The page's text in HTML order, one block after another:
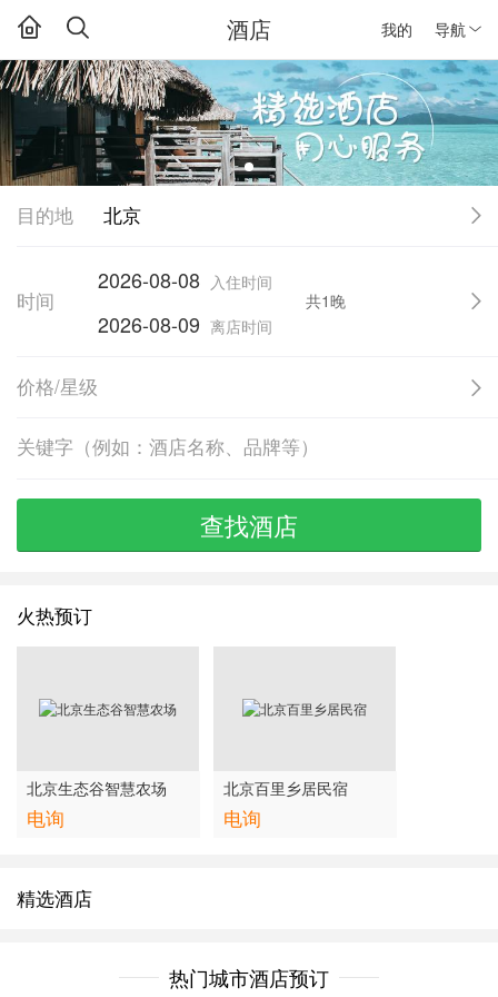
我的 导航
酒店
目的地 北京
时间
2026-08-08 入住时间
2026-08-09 离店时间
共1晚
价格/星级
查找酒店
火热预订
北京生态谷智慧农场
电询
北京百里乡居民宿
电询
精选酒店
热门城市酒店预订